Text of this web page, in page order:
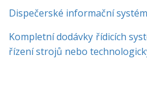
Dispečerské informační
Kompletní dodávky řídicích
řízení strojů nebo